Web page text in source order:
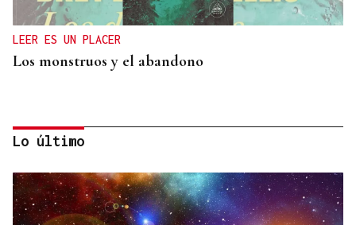
LEER ES UN PLACER
Los monstruos y el abandono
Lo último